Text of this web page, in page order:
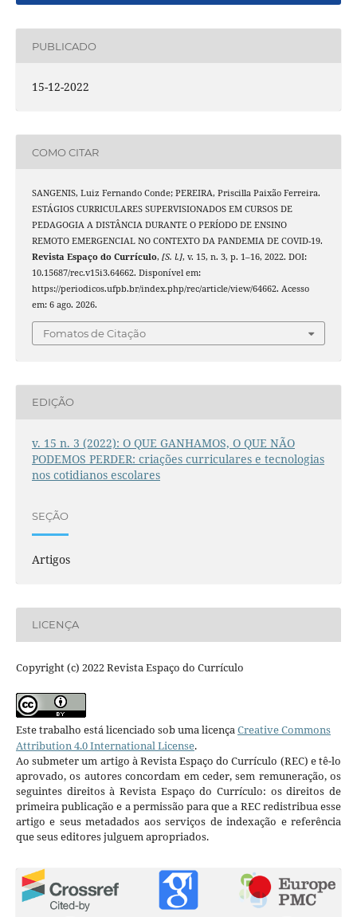
PUBLICADO
15-12-2022
COMO CITAR
SANGENIS, Luiz Fernando Conde; PEREIRA, Priscilla Paixão Ferreira.
ESTÁGIOS CURRICULARES SUPERVISIONADOS EM CURSOS DE
PEDAGOGIA A DISTÂNCIA DURANTE O PERÍODO DE ENSINO
REMOTO EMERGENCIAL NO CONTEXTO DA PANDEMIA DE COVID-19.
Revista Espaço do Currículo, [S. l.], v. 15, n. 3, p. 1–16, 2022. DOI:
10.15687/rec.v15i3.64662. Disponível em:
https://periodicos.ufpb.br/index.php/rec/article/view/64662. Acesso
em: 6 ago. 2026.
Fomatos de Citação
EDIÇÃO
v. 15 n. 3 (2022): O QUE GANHAMOS, O QUE NÃO
PODEMOS PERDER: criações curriculares e tecnologias
nos cotidianos escolares
SEÇÃO
Artigos
LICENÇA
Copyright (c) 2022 Revista Espaço do Currículo
Este trabalho está licenciado sob uma licençaCreative Commons
Attribution 4.0 International License.
Ao submeter um artigo à Revista Espaço do Currículo (REC) e tê-lo
aprovado, os autores concordam em ceder, sem remuneração, os
seguintes direitos à Revista Espaço do Currículo: os direitos de
primeira publicação e a permissão para que a REC redistribua esse
artigo e seus metadados aos serviços de indexação e referência
que seus editores julguem apropriados.